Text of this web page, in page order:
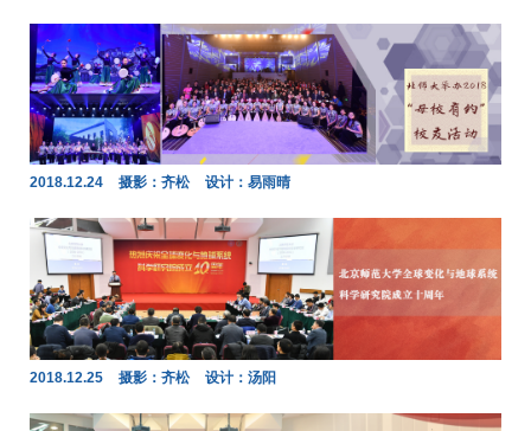
2018.12.24 摄影：齐松 设计：易雨晴
2018.12.25 摄影：齐松 设计：汤阳